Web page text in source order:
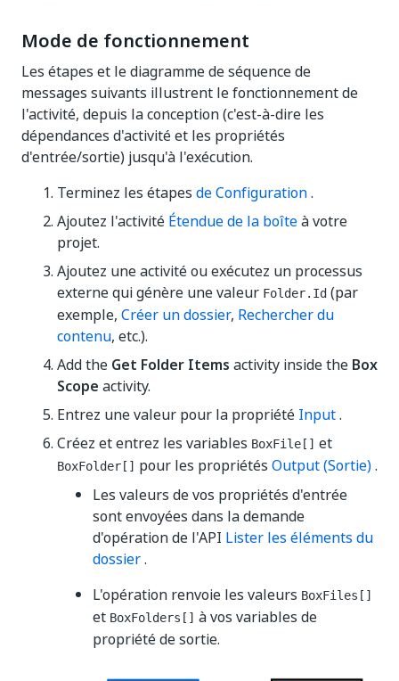
Mode de fonctionnement
Les étapes et le diagramme de séquence de
messages suivants illustrent le fonctionnement de
l'activité, depuis la conception (c'est-à-dire les
dépendances d'activité et les propriétés
d'entrée/sortie) jusqu'à l'exécution.
Terminez les étapes de Configuration.
Ajoutez l'activité Étendue de la boîteà votre
projet.
Ajoutez une activité ou exécutez un processus
externe qui génère une valeur Folder.Id (par
exemple, Créer un dossier, Rechercher du
contenu, etc.).
Add the Get Folder Items activity inside the Box
Scope activity.
Entrez une valeur pour la propriété Input.
Créez et entrez les variables BoxFile[] et
BoxFolder[] pour les propriétés Output (Sortie).
Les valeurs de vos propriétés d'entrée
sont envoyées dans la demande
d'opération de l'API Lister les éléments du
dossier.
L'opération renvoie les valeurs BoxFiles[]
et BoxFolders[] à vos variables de
propriété de sortie.